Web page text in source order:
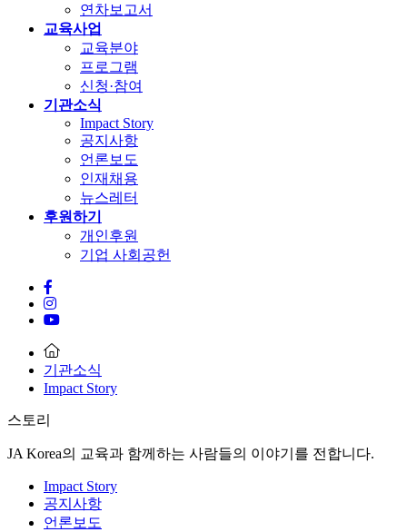
연차보고서
교육사업
교육분야
프로그램
신청·참여
기관소식
Impact Story
공지사항
언론보도
인재채용
뉴스레터
후원하기
개인후원
기업 사회공헌
기관소식
Impact Story
스토리
JA Korea의 교육과 함께하는 사람들의 이야기를 전합니다.
Impact Story
공지사항
언론보도